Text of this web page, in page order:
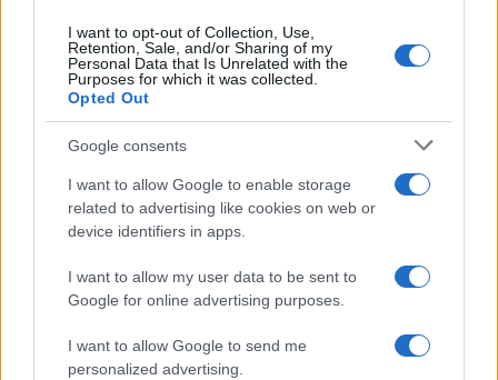
I want to opt-out of Collection, Use,
Retention, Sale, and/or Sharing of my
Personal Data that Is Unrelated with the
Purposes for which it was collected.
Opted Out
Google consents
I want to allow Google to enable storage
related to advertising like cookies on web or
device identifiers in apps.
I want to allow my user data to be sent to
Google for online advertising purposes.
I want to allow Google to send me
personalized advertising.
Ma che assurda, situazionista politica italica però.
Due partiti che letteralmente non esistono, uno in
senso numerico, l’altro a livello progettuale, di
idee, sorretti da un movimento giovanile infiltrato
da reduci del casinismo sui 70 anni a suo modo
inesistente. E tengono in mano il paese con
l’avallo del Colle. E sispartiscono le nomine
subito, poi anche la Rai dove la sinistra, che in
verità non ha mai mollato la presa perché Salvini
è molto meno totalitario e organizzato di lei,
adesso il Pd vuole tutto, come diceva Nanni
Balestrini, e ci vuole l’umorismo involontario del